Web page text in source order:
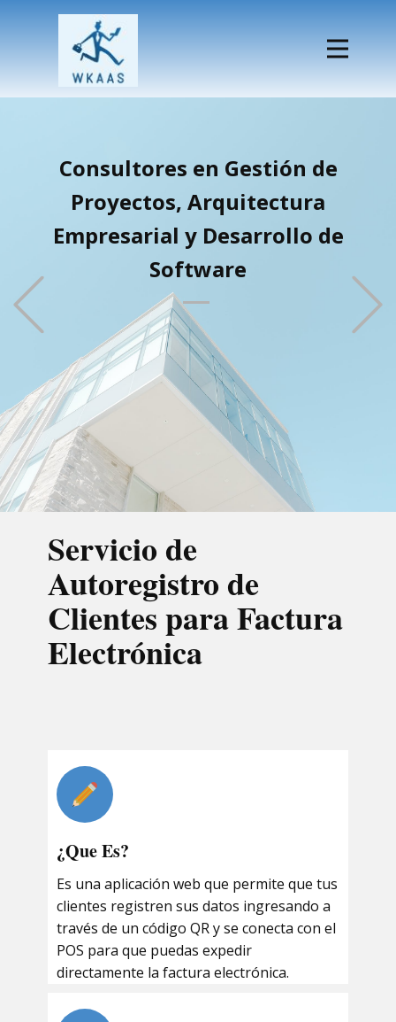
Consultores en Gestión de
Proyectos, Arquitectura
Empresarial y Desarrollo de
Software
Servicio de
Autoregistro de
Clientes para Factura
Electrónica
¿Que Es?
Es una aplicación web que permite que tus
clientes registren sus datos ingresando a
través de un código QR y se conecta con el
POS para que puedas expedir
directamente la factura electrónica.